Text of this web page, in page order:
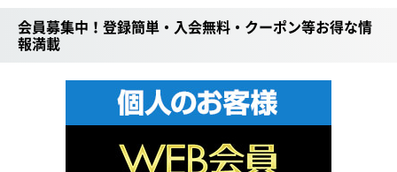
会員募集中！登録簡単・入会無料・クーポン等お得な情
報満載